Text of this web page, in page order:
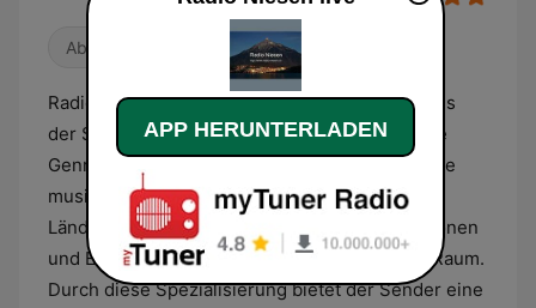
Abwechslungsreich
Radio Niesen ist ein privater Hörfunksender aus
der Schweiz, der sein Programm primär auf die
Genres Schlager und Volksmusik ausrichtet. Die
musikalische Auswahl kombiniert traditionelle
Ländlermusik mit modernen Schlagerproduktionen
und Evergreens aus dem deutschsprachigen Raum.
Durch diese Spezialisierung bietet der Sender eine
APP HERUNTERLADEN